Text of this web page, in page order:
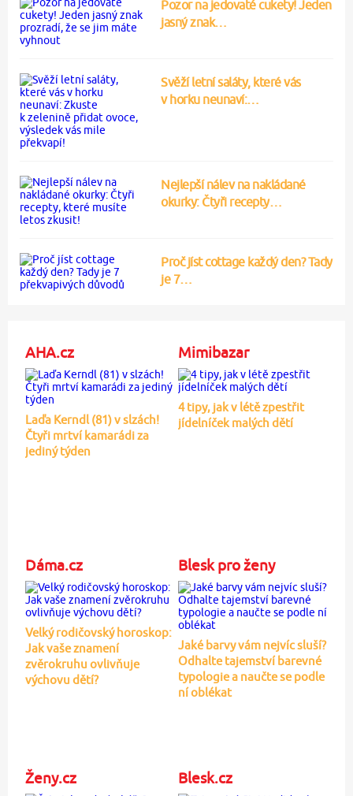
Pozor na jedovaté cukety! Jeden
jasný znak…
Svěží letní saláty, které vás
v horku neunaví:…
Nejlepší nálev na nakládané
okurky: Čtyři recepty…
Proč jíst cottage každý den? Tady
je 7…
AHA.cz
Laďa Kerndl (81) v slzách!
Čtyři mrtví kamarádi za
jediný týden
Mimibazar
4 tipy, jak v létě zpestřit
jídelníček malých dětí
Dáma.cz
Velký rodičovský horoskop:
Jak vaše znamení
zvěrokruhu ovlivňuje
výchovu dětí?
Blesk pro ženy
Jaké barvy vám nejvíc sluší?
Odhalte tajemství barevné
typologie a naučte se podle
ní oblékat
Ženy.cz Blesk.cz